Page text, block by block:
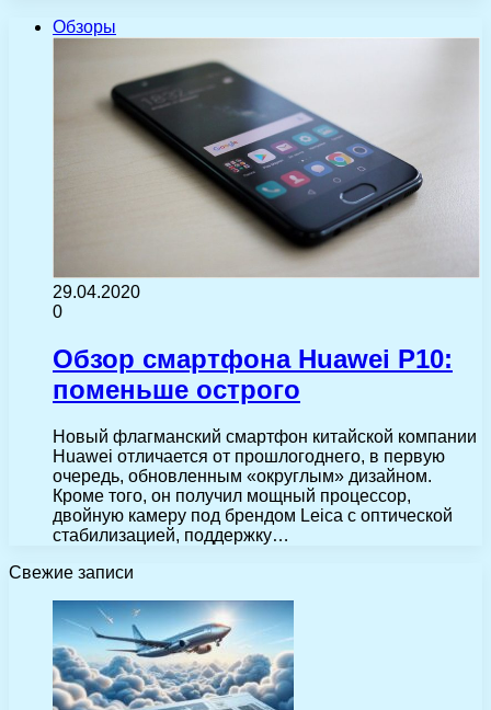
Обзоры
29.04.2020
0
Обзор смартфона Huawei P10:
поменьше острого
Новый флагманский смартфон китайской компании
Huawei отличается от прошлогоднего, в первую
очередь, обновленным «округлым» дизайном.
Кроме того, он получил мощный процессор,
двойную камеру под брендом Leica с оптической
стабилизацией, поддержку…
Свежие записи